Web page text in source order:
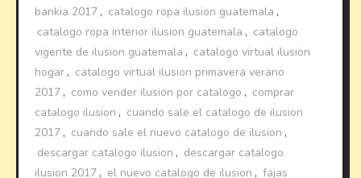
bankia 2017 , catalogo ropa ilusion guatemala ,
catalogo ropa interior ilusion guatemala , catalogo
vigente de ilusion guatemala , catalogo virtual ilusion
hogar , catalogo virtual ilusion primavera verano
2017 , como vender ilusion por catalogo , comprar
catalogo ilusion , cuando sale el catalogo de ilusion
2017 , cuando sale el nuevo catalogo de ilusion ,
descargar catalogo ilusion , descargar catalogo
ilusion 2017 , el nuevo catalogo de ilusion , fajas